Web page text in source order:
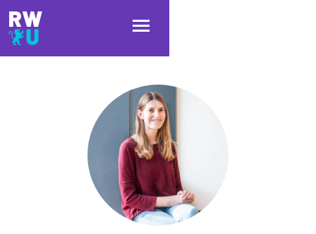
Direkt zum Inhalt
Direkt zur Hauptnavigation
Direkt zum Fußbereich